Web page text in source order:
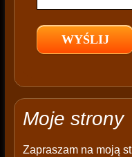
e
e
p
y
Moje strony
Zapraszam na moją